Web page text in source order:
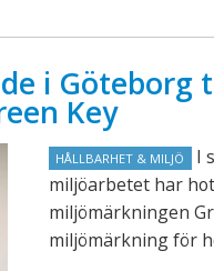
i Göteborg
Key
HÅLLBARHET & MILJÖ
I
miljöarbetet har
miljömärkningen
miljömärkning för